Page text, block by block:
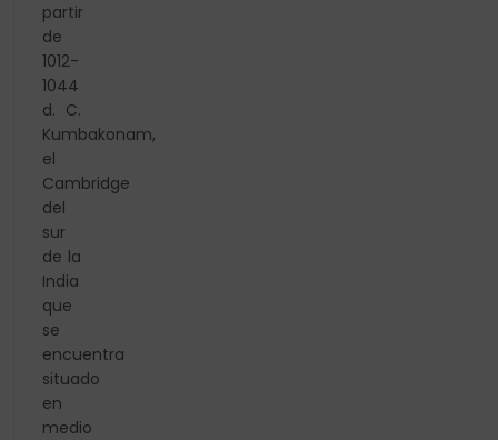
partir
de
1012-
1044
d. C.
Kumbakonam,
el
Cambridge
del
sur
de la
India
que
se
encuentra
situado
en
medio